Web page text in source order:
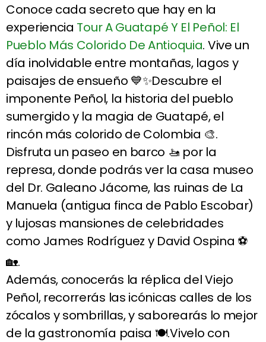
Conoce cada secreto que hay en la
experiencia Tour A Guatapé Y El Peñol: El
Pueblo Más Colorido De Antioquia. Vive un
día inolvidable entre montañas, lagos y
paisajes de ensueño 💙✨Descubre el
imponente Peñol, la historia del pueblo
sumergido y la magia de Guatapé, el
rincón más colorido de Colombia 🎨.
Disfruta un paseo en barco 🚤 por la
represa, donde podrás ver la casa museo
del Dr. Galeano Jácome, las ruinas de La
Manuela (antigua finca de Pablo Escobar)
y lujosas mansiones de celebridades
como James Rodríguez y David Ospina ⚽
🏡.
Además, conocerás la réplica del Viejo
Peñol, recorrerás las icónicas calles de los
zócalos y sombrillas, y saborearás lo mejor
de la gastronomía paisa 🍽️.Vivelo con